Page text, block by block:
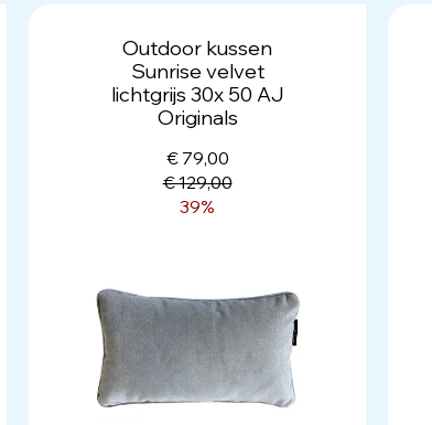
Outdoor kussen
Sunrise velvet
lichtgrijs 30x 50 AJ
Originals
€ 79,00
€ 129,00
39%